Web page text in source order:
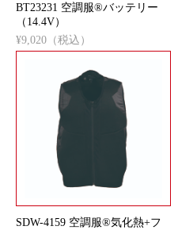
BT23231 空調服®バッテリー
（14.4V）
¥9,020（税込）
SDW-4159 空調服®気化熱+フ